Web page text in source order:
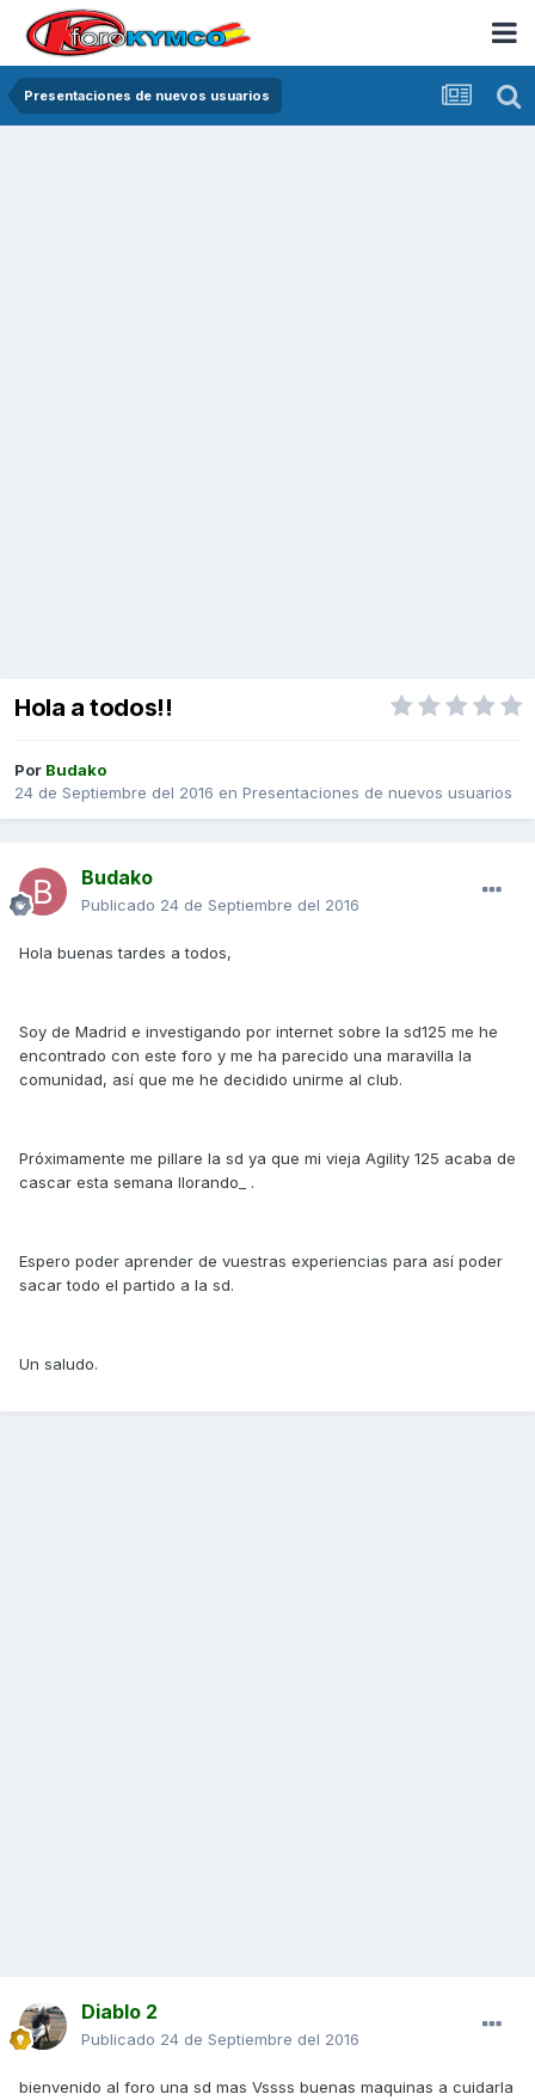
Presentaciones de nuevos usuarios
Hola a todos!!
Por Budako
24 de Septiembre del 2016 en Presentaciones de nuevos usuarios
Budako
Publicado 24 de Septiembre del 2016
Hola buenas tardes a todos,
Soy de Madrid e investigando por internet sobre la sd125 me he
encontrado con este foro y me ha parecido una maravilla la
comunidad, así que me he decidido unirme al club.
Próximamente me pillare la sd ya que mi vieja Agility 125 acaba de
cascar esta semana llorando_ .
Espero poder aprender de vuestras experiencias para así poder
sacar todo el partido a la sd.
Un saludo.
Diablo 2
Publicado 24 de Septiembre del 2016
bienvenido al foro una sd mas Vssss buenas maquinas a cuidarla